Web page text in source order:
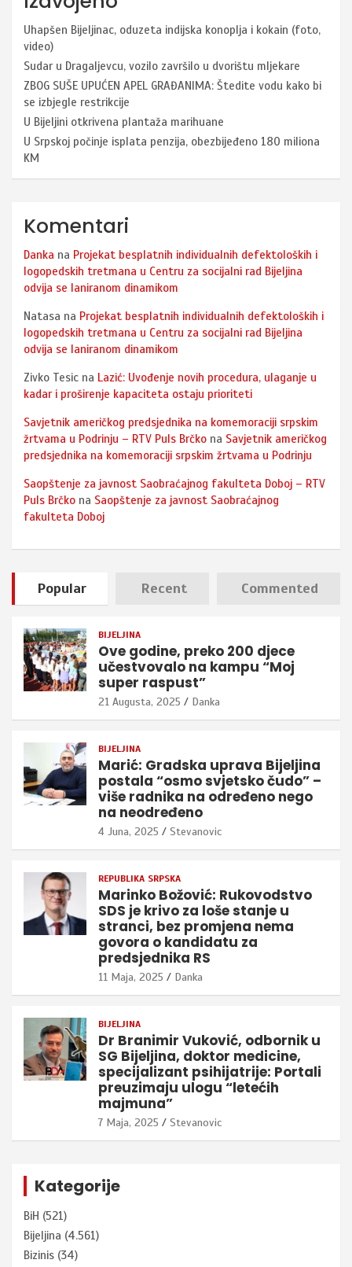
Uhapšen Bijeljinac, oduzeta indijska konoplja i kokain (foto,
video)
Sudar u Dragaljevcu, vozilo završilo u dvorištu mljekare
ZBOG SUŠE UPUĆEN APEL GRAĐANIMA: Štedite vodu kako bi
se izbjegle restrikcije
U Bijeljini otkrivena plantaža marihuane
U Srpskoj počinje isplata penzija, obezbijeđeno 180 miliona
KM
Komentari
Danka na Projekat besplatnih individualnih defektoloških i
logopedskih tretmana u Centru za socijalni rad Bijeljina
odvija se laniranom dinamikom
Natasa na Projekat besplatnih individualnih defektoloških i
logopedskih tretmana u Centru za socijalni rad Bijeljina
odvija se laniranom dinamikom
Zivko Tesic na Lazić: Uvođenje novih procedura, ulaganje u
kadar i proširenje kapaciteta ostaju prioriteti
Savjetnik američkog predsjednika na komemoraciji srpskim
žrtvama u Podrinju – RTV Puls Brčko na Savjetnik američkog
predsjednika na komemoraciji srpskim žrtvama u Podrinju
Saopštenje za javnost Saobraćajnog fakulteta Doboj – RTV
Puls Brčko na Saopštenje za javnost Saobraćajnog
fakulteta Doboj
Popular Recent Commented
BIJELJINA
Ove godine, preko 200 djece
učestvovalo na kampu “Moj
super raspust”
21 Augusta, 2025 Danka
BIJELJINA
Marić: Gradska uprava Bijeljina
postala “osmo svjetsko čudo” –
više radnika na određeno nego
na neodređeno
4 Juna, 2025 Stevanovic
REPUBLIKA SRPSKA
Marinko Božović: Rukovodstvo
SDS je krivo za loše stanje u
stranci, bez promjena nema
govora o kandidatu za
predsjednika RS
11 Maja, 2025 Danka
BIJELJINA
Dr Branimir Vuković, odbornik u
SG Bijeljina, doktor medicine,
specijalizant psihijatrije: Portali
preuzimaju ulogu “letećih
majmuna”
7 Maja, 2025 Stevanovic
Kategorije
BiH (521)
Bijeljina (4.561)
Bizinis (34)